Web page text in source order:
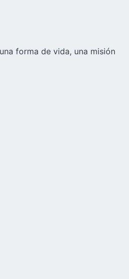
forma de vida, una misión